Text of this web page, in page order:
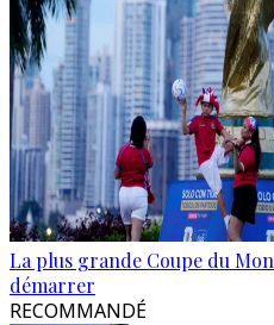
La plus grande Coupe du
démarrer
RECOMMANDÉ